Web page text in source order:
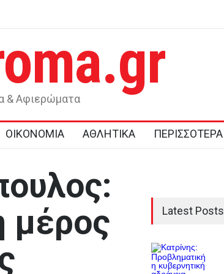
ζήτησε τιμή για να αγοράσει
& Αφιερώματα
ΟΙΚΟΝΟΜΙΑ ΑΘΛΗΤΙΚΑ ΠΕΡΙΣΣΟΤΕΡΑ
μέρος
Latest Posts